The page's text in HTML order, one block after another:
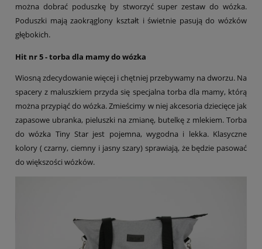
można dobrać poduszkę by stworzyć super zestaw do wózka.
Poduszki mają zaokrąglony kształt i świetnie pasują do wózków
głębokich.
Hit nr 5 - torba dla mamy do wózka
Wiosną zdecydowanie więcej i chętniej przebywamy na dworzu. Na
spacery z maluszkiem przyda się specjalna torba dla mamy, którą
można przypiąć do wózka. Zmieścimy w niej akcesoria dziecięce jak
zapasowe ubranka, pieluszki na zmianę, butelkę z mlekiem. Torba
do wózka Tiny Star jest pojemna, wygodna i lekka. Klasyczne
kolory ( czarny, ciemny i jasny szary) sprawiają, że będzie pasować
do większości wózków.